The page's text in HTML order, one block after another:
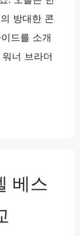
방대한 콘
드를 소개
너 브라더
베스